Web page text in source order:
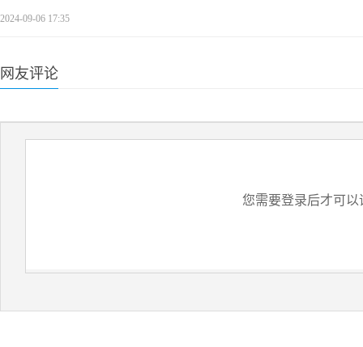
2024-09-06 17:35
网友评论
您需要登录后才可以